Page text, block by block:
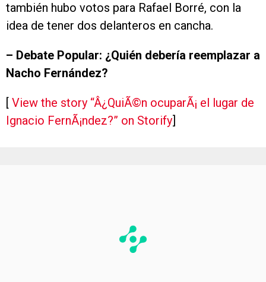
también hubo votos para Rafael Borré, con la
idea de tener dos delanteros en cancha.
– Debate Popular: ¿Quién debería reemplazar a
Nacho Fernández?
[ View the story “Â¿QuiÃ©n ocuparÃ¡ el lugar de
Ignacio FernÃ¡ndez?” on Storify]